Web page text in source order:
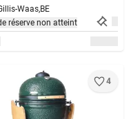
Waas,BE
réserve non atteint
4